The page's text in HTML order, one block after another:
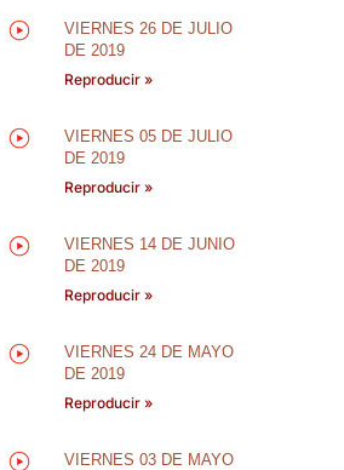
VIERNES 26 DE JULIO
DE 2019
Reproducir »
VIERNES 05 DE JULIO
DE 2019
Reproducir »
VIERNES 14 DE JUNIO
DE 2019
Reproducir »
VIERNES 24 DE MAYO
DE 2019
Reproducir »
VIERNES 03 DE MAYO